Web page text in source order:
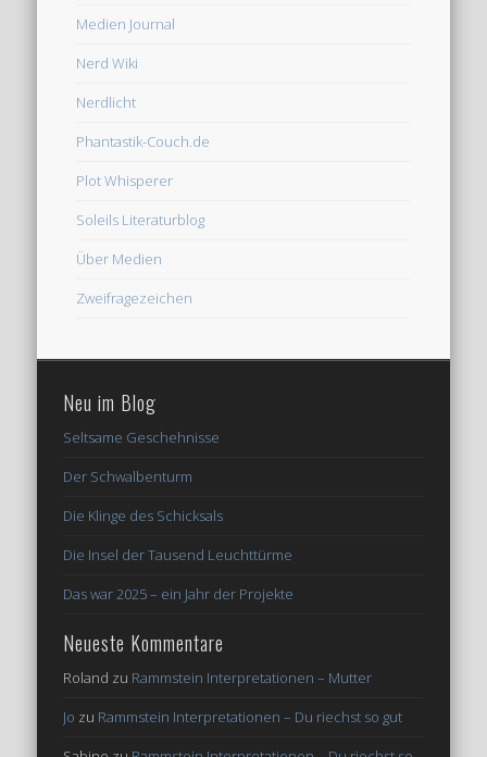
Medien Journal
Nerd Wiki
Nerdlicht
Phantastik-Couch.de
Plot Whisperer
Soleils Literaturblog
Über Medien
Zweifragezeichen
Neu im Blog
Seltsame Geschehnisse
Der Schwalbenturm
Die Klinge des Schicksals
Die Insel der Tausend Leuchttürme
Das war 2025 – ein Jahr der Projekte
Neueste Kommentare
Roland zu Rammstein Interpretationen – Mutter
Jo zu Rammstein Interpretationen – Du riechst so gut